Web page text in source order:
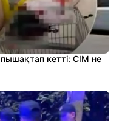
кетті: СІМ не